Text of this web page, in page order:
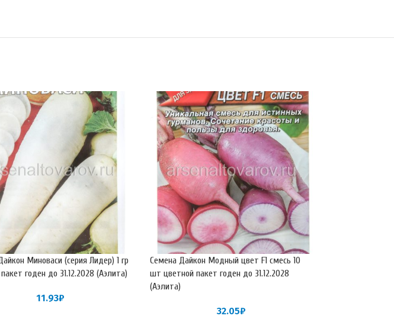
Миноваси (серия Лидер) 1 гр
годен до 31.12.2028 (Аэлита)
11.93₽
Семена Дайкон Модный цвет F1 смесь 10
шт цветной пакет годен до 31.12.2028
(Аэлита)
32.05₽